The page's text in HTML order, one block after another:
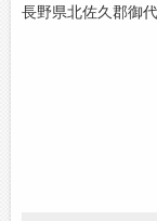
長野県北佐久郡御